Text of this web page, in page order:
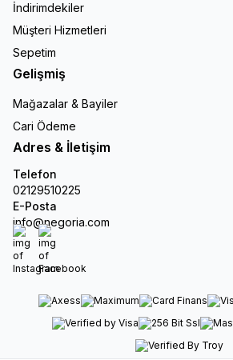
İndirimdekiler
Müşteri Hizmetleri
Sepetim
Gelişmiş
Mağazalar & Bayiler
Cari Ödeme
Adres & İletişim
Telefon
02129510225
E-Posta
info@negoria.com
Instagram